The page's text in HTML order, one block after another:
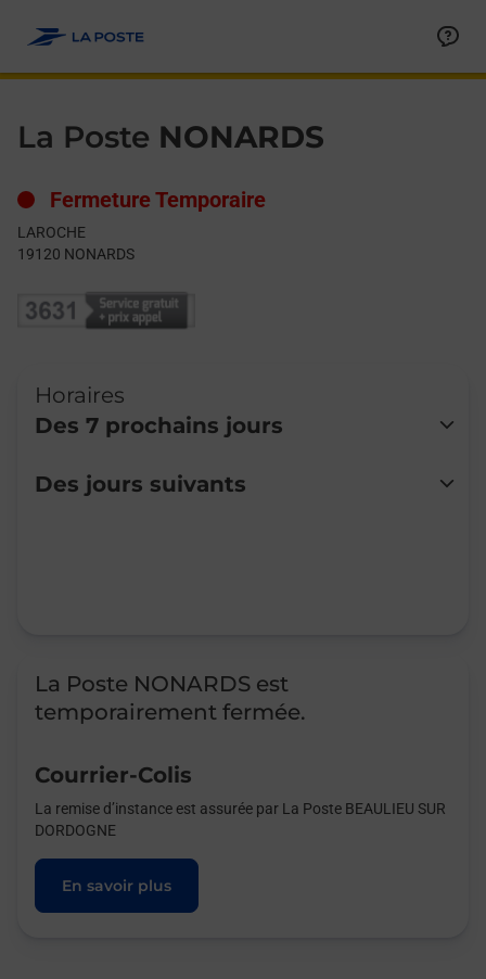
La Poste NONARDS
Fermeture Temporaire
LAROCHE
19120 NONARDS
Horaires
Des 7 prochains jours
Lundi
Fermé
Des jours suivants
La Poste NONARDS est
temporairement fermée.
Courrier-Colis
La remise d’instance est assurée par La Poste BEAULIEU SUR
DORDOGNE
En savoir plus